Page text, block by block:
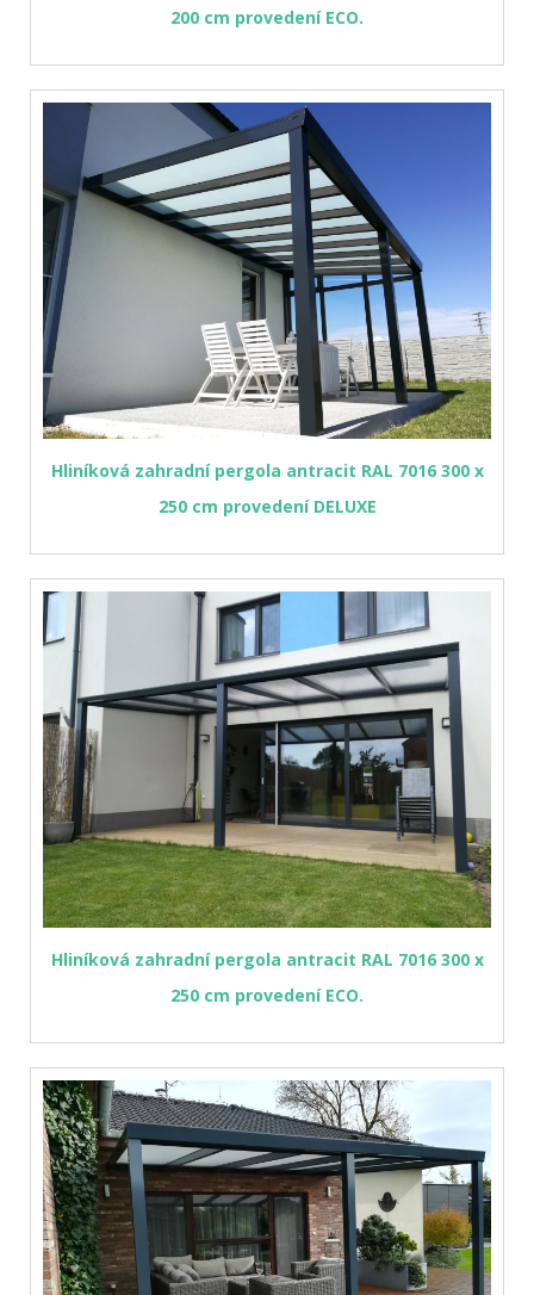
200 cm provedení ECO.
Hliníková zahradní pergola antracit RAL 7016 300 x
250 cm provedení DELUXE
Hliníková zahradní pergola antracit RAL 7016 300 x
250 cm provedení ECO.